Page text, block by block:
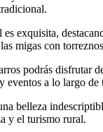
exquisita,
migas con
podrás disfrutar
eventos a lo largo de
belleza
y el turismo rural.